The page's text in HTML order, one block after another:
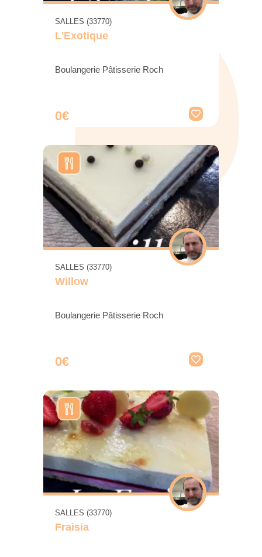
SALLES (33770)
L'Exotique
Boulangerie Pâtisserie Roch
0€
SALLES (33770)
Willow
Boulangerie Pâtisserie Roch
0€
SALLES (33770)
Fraisia